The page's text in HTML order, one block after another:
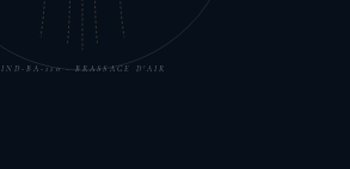
IND-BA-110 · BRASSAGE D'AIR